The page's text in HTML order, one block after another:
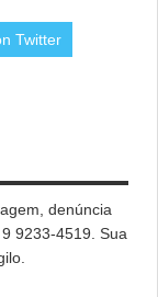
Twitter
denúncia
9233-4519. Sua